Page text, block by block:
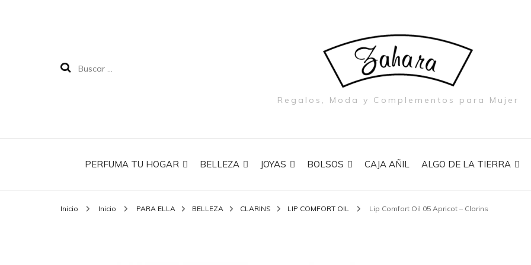
Regalos, Moda y Complementos para Mujer
PERFUMA TU HOGAR BELLEZA JOYAS BOLSOS CAJA AÑIL ALGO DE LA TIERRA
Inicio Inicio PARA ELLA BELLEZA CLARINS LIP COMFORT OIL Lip Comfort Oil 05 Apricot – Clarins